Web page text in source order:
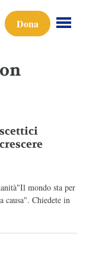
Dona
mondo sta per
causa". Chiedete in